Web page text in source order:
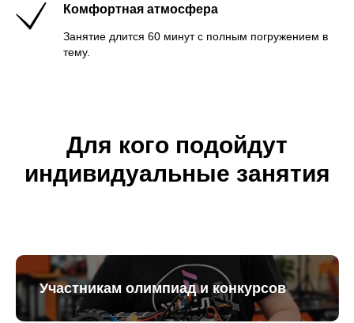
Комфортная атмосфера
Занятие длится 60 минут с полным погружением в
тему.
Для кого подойдут
индивидуальные занятия
Участникам олимпиад и конкурсов